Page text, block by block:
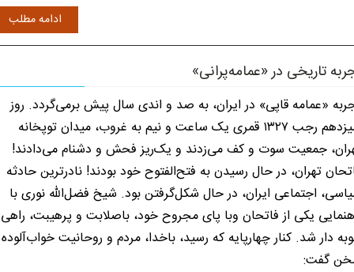
ادامه مطلب
تاریخی در «عمامه‌پرانی»
«عمامه قاپی» در ایران، به صد و اندی سال پیش برمی‌گردد. روز
سیزدهم رجب ۱۳۲۷ قمری یک ساعت و نیم به غروب، میدان توپخانه
جمعیت سوت و کف می‌زدند و یک‌ریز فحش و دشنام می‌دادند!
تهران، در حال رسیدن به فتح‌الفتوح خود بودند! نادرترین حادثه
اجتماعی ایران، در حال شکل‌گرفتن بود. شیخ فضل‌الله نوری با
یکی از فاتحان وبا پای مجروح خود، باصلابت و پرهیبت، راهی
دار شد. کنار چهارپایه که رسید، باخدا، مردم و روحانیت خواب‌آلوده
گفت: